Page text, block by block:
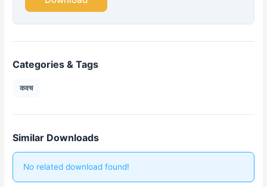
Categories & Tags
कवच
Similar Downloads
No related download found!